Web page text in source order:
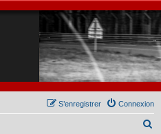
Connexion
S’enregistrer